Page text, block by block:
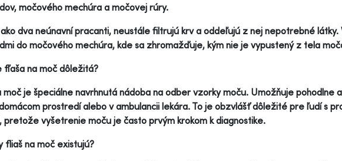
močového mechúra a močovej rúry.
dva neúnavní pracanti, neustále filtrujú krv a oddeľujú z nej nepotrebné
do močového mechúra, kde sa zhromažďuje, kým nie je vypustený z tela
fľaša na moč dôležitá?
moč je špeciálne navrhnutá nádoba na odber vzorky moču. Umožňuje pohodlne
prostredí alebo v ambulancii lekára. To je obzvlášť dôležité pre ľudí s
pretože vyšetrenie moču je často prvým krokom k diagnostike.
fliaš na moč existujú?